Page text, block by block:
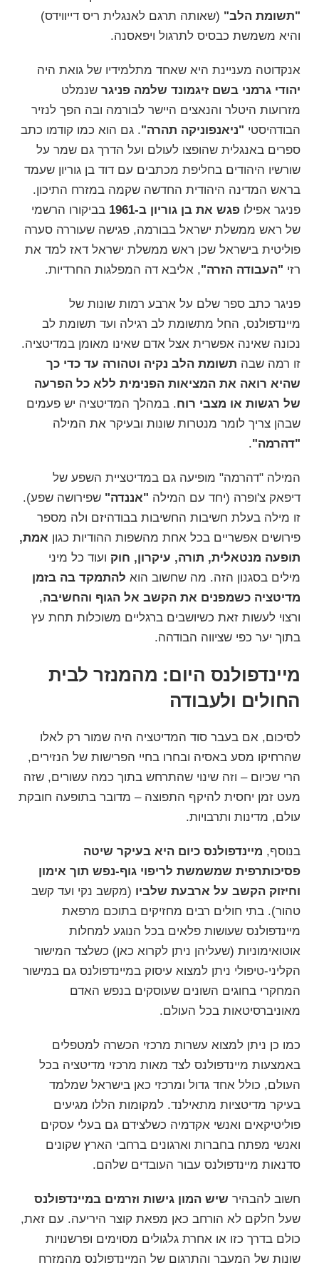
"תשומת הלב" (שאותה תרגם לאנגלית ריס דייווידס)
והיא משמשת כבסיס לתרגול ויפאסנה.
אנקדוטה מעניינת היא שאחד מתלמידיו של גואת היה
יהודי גרמני בשם זיגמונד שלמה פניגר שנמלט
מזרועות היטלר והנאצים היישר לבורמה ובה הפך לנזיר
הבודהיסטי "ניאנפוניקה תהרה". גם הוא כמו קודמו כתב
ספרים באנגלית שהופצו לעולם ועל הדרך גם שמר על
שורשיו היהודים בחליפת מכתבים עם דוד בן גוריון שעמד
בראש המדינה היהודית החדשה שקמה במזרח התיכון.
פניגר אפילו פגש את בן גוריון ב-1961
בביקורו הרשמי
של ראש ממשלת ישראל בבורמה, פגישה שעוררה סערה
פוליטית בישראל שכן ראש ממשלת ישראל דאז למד את
רזי "העבודה הזרה", אליבא דה המפלגות החרדיות.
פניגר כתב ספר שלם על ארבע רמות שונות של
מיינדפולנס, החל מתשומת לב רגילה ועד תשומת לב
נכונה שאינה אפשרית אצל אדם שאינו מאומן במדיטציה.
זו רמה שבה תשומת הלב נקיה וטהורה עד כדי כך
שהיא רואה את המציאות הפנימית ללא כל הפרעה
של רגשות או מצבי רוח. במהלך המדיטציה יש פעמים
שבהן צריך לומר מנטרות שונות ובעיקר את המילה
"דהרמה".
המילה "דהרמה" מופיעה גם במדיטציית השפע של
דיפאק צ'ופרה (יחד עם המילה "אננדה" שפירושה שפע).
זו מילה בעלת חשיבות החשיבות בבודהיזם ולה מספר
פירושים אפשריים בכל אחת מהשפות ההודיות כגון אמת,
תופעה מנטאלית, תורה, עיקרון, חוק ועוד כל מיני
מילים בסגנון הזה. מה שחשוב הוא להתמקד בה בזמן
מדיטציה כשמפנים את הקשב אל הגוף והחשיבה,
ורצוי לעשות זאת כשיושבים ברגליים משוכלות תחת עץ
בתוך יער כפי שציווה הבודהה.
מיינדפולנס היום: מהמנזר לבית
החולים ולעבודה
לסיכום, אם בעבר סוד המדיטציה היה שמור רק לאלו
שהרחיקו מסע באסיה ובחרו בחיי הפרישות של הנזירים,
הרי שכיום – וזה שינוי שהתרחש בתוך כמה עשורים, שזה
מעט זמן יחסית להיקף התפוצה – מדובר בתופעה חובקת
עולם, מדינות ותרבויות.
בנוסף, מיינדפולנס כיום היא בעיקר שיטה
פסיכותרפית שמשמשת לריפוי גוף-נפש תוך אימון
וחיזוק הקשב על ארבעת שלביו (מקשב נקי ועד קשב
טהור). בתי חולים רבים מחזיקים בתוכם מרפאת
מיינדפולנס שעושות פלאים בכל הנוגע למחלות
אוטואימוניות (שעליהן ניתן לקרוא כאן) כשלצד המישור
הקליני-טיפולי ניתן למצוא עיסוק במיינדפולנס גם במישור
המחקרי בחוגים השונים שעוסקים בנפש האדם
מאוניברסיטאות בכל העולם.
כמו כן ניתן למצוא עשרות מרכזי הכשרה למטפלים
באמצעות מיינדפולנס לצד מאות מרכזי מדיטציה בכל
העולם, כולל אחד גדול ומרכזי כאן בישראל שמלמד
בעיקר מדיטציות מתאילנד. למקומות הללו מגיעים
פוליטיקאים ואנשי אקדמיה כשלצידם גם בעלי עסקים
ואנשי מפתח בחברות וארגונים ברחבי הארץ שקונים
סדנאות מיינדפולנס עבור העובדים שלהם.
חשוב להבהיר שיש המון גישות וזרמים במיינדפולנס
שעל חלקם לא הורחב כאן מפאת קוצר היריעה. עם זאת,
כולם בדרך כזו או אחרת גלגולים מסוימים ופרשנויות
שונות של המעבר והתרגום של המיינדפולנס מהמזרח